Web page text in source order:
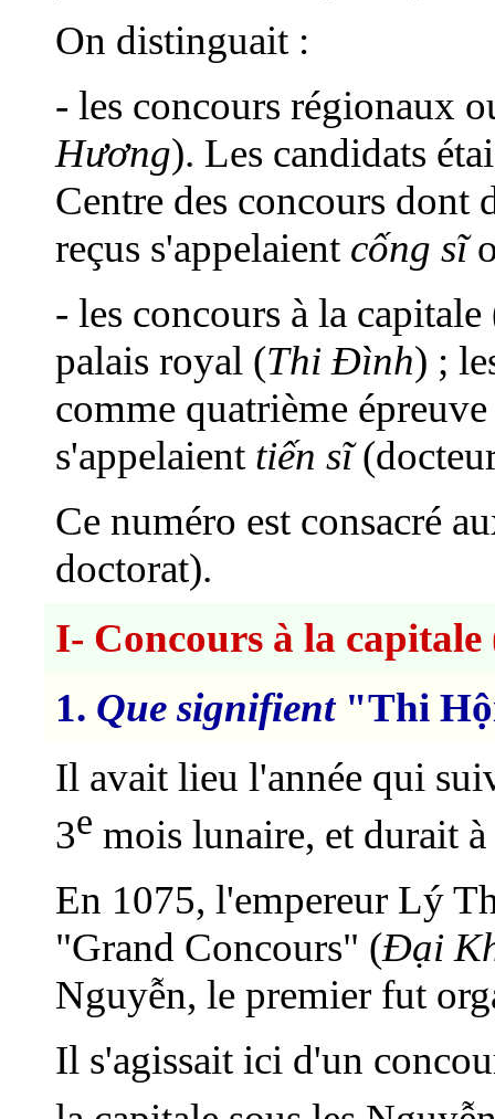
On distinguait :
- les concours régionaux
Hương). Les candidats
Centre des concours dont
reçus s'appelaient cống sĩ
- les concours à la capitale
palais royal (Thi Đình) ;
comme quatrième
s'appelaient tiến sĩ
Ce numéro est consacré
doctorat).
I- Concours à la capitale
1. Que signifient "Thi
Il avait lieu l'année qui
3e mois lunaire, et durait
En 1075, l'empereur Lý
"Grand Concours" (Đại
Nguyễn, le premier fut
Il s'agissait ici d'un